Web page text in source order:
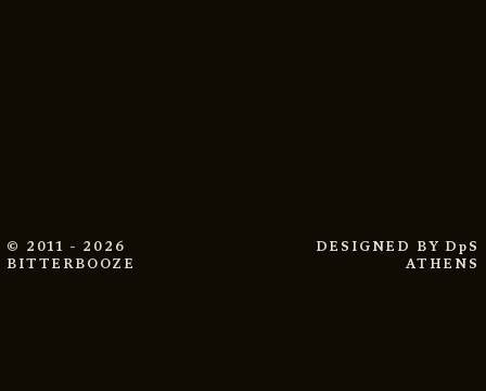
© 2011 - 2026
BITTERBOOZE
DESIGNED BY DpS
ATHENS